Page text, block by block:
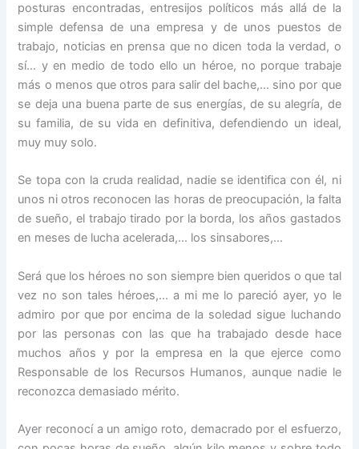
posturas encontradas, entresijos políticos más allá de la
simple defensa de una empresa y de unos puestos de
trabajo, noticias en prensa que no dicen toda la verdad, o
sí… y en medio de todo ello un héroe, no porque trabaje
más o menos que otros para salir del bache,… sino por que
se deja una buena parte de sus energías, de su alegría, de
su familia, de su vida en definitiva, defendiendo un ideal,
muy muy solo.
Se topa con la cruda realidad, nadie se identifica con él, ni
unos ni otros reconocen las horas de preocupación, la falta
de sueño, el trabajo tirado por la borda, los años gastados
en meses de lucha acelerada,… los sinsabores,…
Será que los héroes no son siempre bien queridos o que tal
vez no son tales héroes,… a mi me lo pareció ayer, yo le
admiro por que por encima de la soledad sigue luchando
por las personas con las que ha trabajado desde hace
muchos años y por la empresa en la que ejerce como
Responsable de los Recursos Humanos, aunque nadie le
reconozca demasiado mérito.
Ayer reconocí a un amigo roto, demacrado por el esfuerzo,